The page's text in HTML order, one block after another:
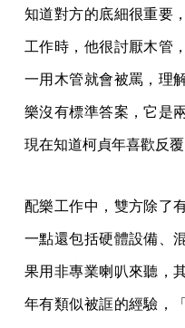
知道對方的底細很重要
工作時，他很討厭木管
一用木管就會被罵，理
樂沒有標準答案，它是
現在知道柯貞年喜歡反
配樂工作中，雙方除了
一點還包括硬體設備、
果用非專業喇叭來聽，
年有類似被誆的經驗，